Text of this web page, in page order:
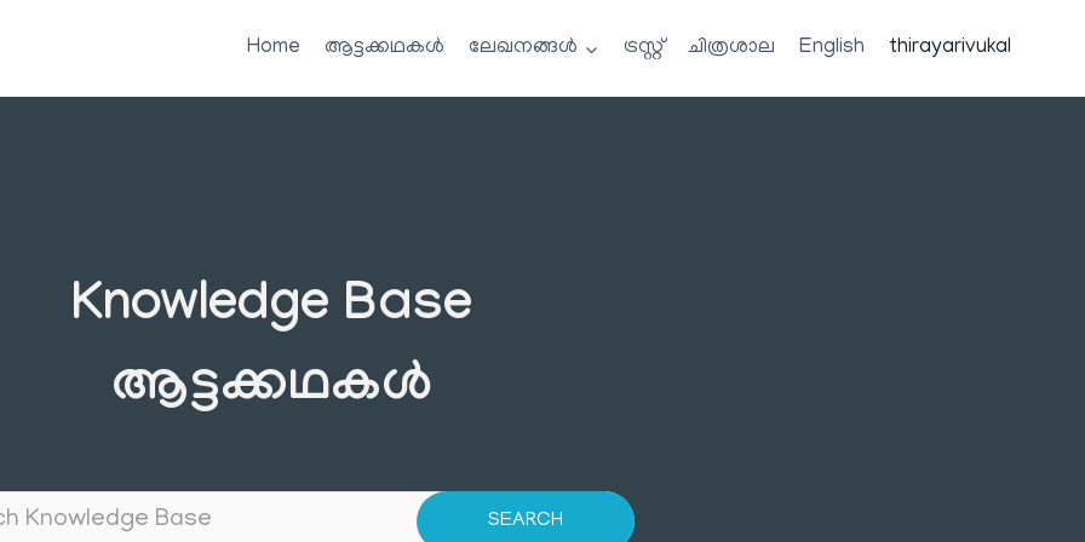
Home ആട്ടക്കഥകൾ ലേഖനങ്ങൾ ട്രസ്റ്റ് ചിത്രശാല English thirayarivukal
Knowledge Base
ആട്ടക്കഥകൾ